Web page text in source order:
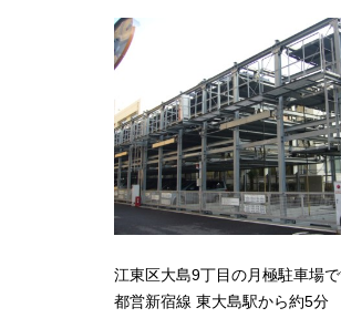
江東区大島9丁目の月極駐車場で
都営新宿線 東大島駅から約5分